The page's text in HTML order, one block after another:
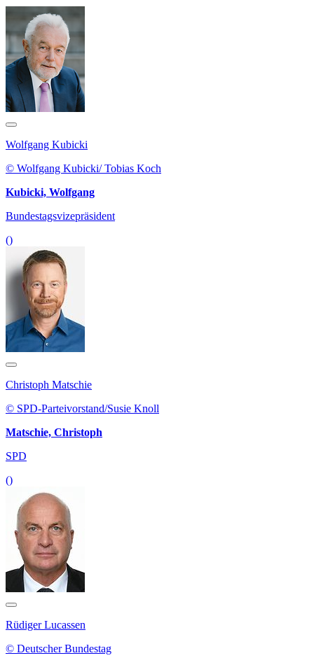
Wolfgang Kubicki
© Wolfgang Kubicki/ Tobias Koch
Kubicki, Wolfgang
Bundestagsvizepräsident
()
Christoph Matschie
© SPD-Parteivorstand/Susie Knoll
Matschie, Christoph
SPD
()
Rüdiger Lucassen
© Deutscher Bundestag